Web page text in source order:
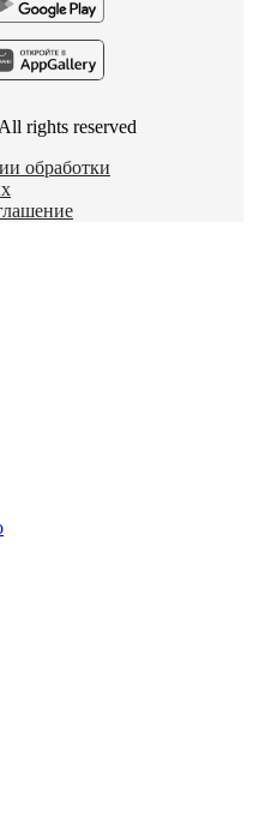
rights reserved
обработки